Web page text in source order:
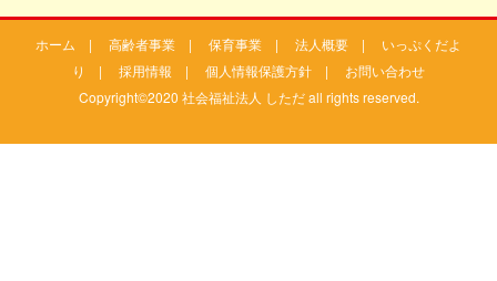
ホーム | 高齢者事業 | 保育事業 | 法人概要 | いっぷくだよ
り
| 採用情報 | 個人情報保護方針 | お問い合わせ
Copyright©2020 社会福祉法人 しただ all rights reserved.